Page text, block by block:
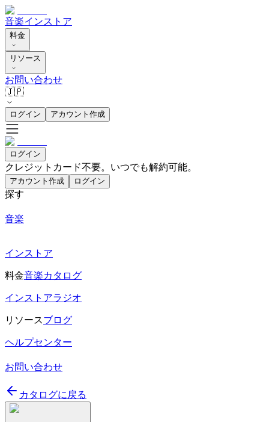
音楽インストア
料金
リソース
お問い合わせ
🇯🇵
ログイン アカウント作成
ログイン
クレジットカード不要。いつでも解約可能。
アカウント作成 ログイン
探す
音楽
インストア
料金音楽カタログ
インストアラジオ
リソースブログ
ヘルプセンター
お問い合わせ
カタログに戻る